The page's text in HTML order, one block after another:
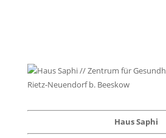
Haus Saphi